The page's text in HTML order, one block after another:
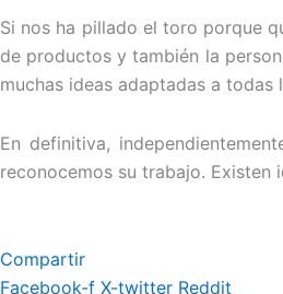
Si nos ha pillado el toro porque
de productos y también la
muchas ideas adaptadas a
En definitiva,
reconocemos su trabajo. Existen
Compartir
Facebook-f X-twitter Reddit